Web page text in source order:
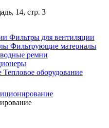
14, стр. 3
Фильтры для вентиляции
Фильтрующие материалы
ремни
Тепловое оборудование